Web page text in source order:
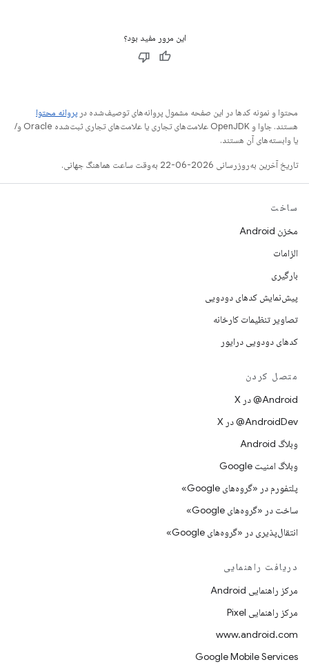
این مرور مفید بود؟
محتوا و نمونه کدها در این صفحه مشمول پروانه‌های توصیف‌شده در پروانه محتوا
هستند. جاوا و OpenJDK علامت‌های تجاری یا علامت‌های تجاری ثبت‌شده Oracle و/
یا وابسته‌های آن هستند.
تاریخ آخرین به‌روزرسانی 2026-06-22 به‌وقت ساعت هماهنگ جهانی.
ساخت
مخزن Android
الزامات
بارگیری
پیش‌نمایش کدهای دودویی
تصاویر تنظیمات کارخانه
کدهای دودویی درایور
متصل کردن
‫‎@Android در X
‫‎@AndroidDev در X
وبلاگ Android
وبلاگ امنیت Google
پلتفورم در «گروه‌های Google»
ساخت در «گروه‌های Google»
انتقال‌پذیری در «گروه‌های Google»
دریافت راهنمایی
مرکز راهنمایی Android
مرکز راهنمایی Pixel
www.android.com
Google Mobile Services